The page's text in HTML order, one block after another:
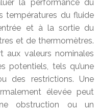
la performance du
températures du fluide
et à la sortie du
et de thermomètres.
aux valeurs nominales
potentiels, tels qu’une
des restrictions. Une
élevée peut
obstruction ou un